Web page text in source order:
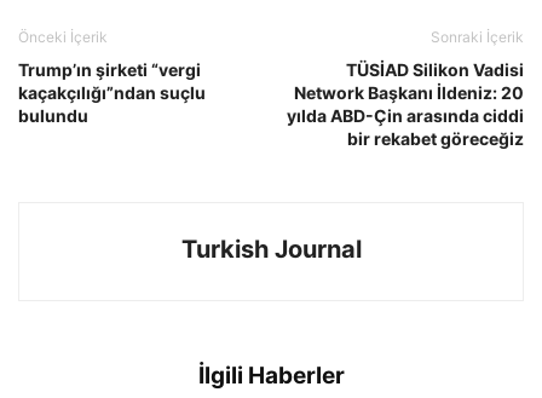
Önceki İçerik
Trump’ın şirketi “vergi
kaçakçılığı”ndan suçlu
bulundu
Sonraki İçerik
TÜSİAD Silikon Vadisi
Network Başkanı İldeniz: 20
yılda ABD-Çin arasında ciddi
bir rekabet göreceğiz
Turkish Journal
İlgili Haberler